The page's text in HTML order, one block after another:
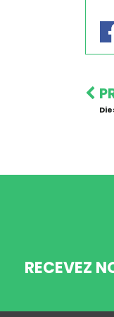
RECEVEZ